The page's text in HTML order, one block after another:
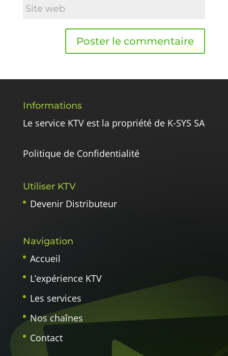
Informations
Le service KTV est la propriété de K-SYS SA
Politique de Confidentialité
Utiliser KTV
Devenir Distributeur
Navigation
Accueil
L’expérience KTV
Les services
Nos chaînes
Contact